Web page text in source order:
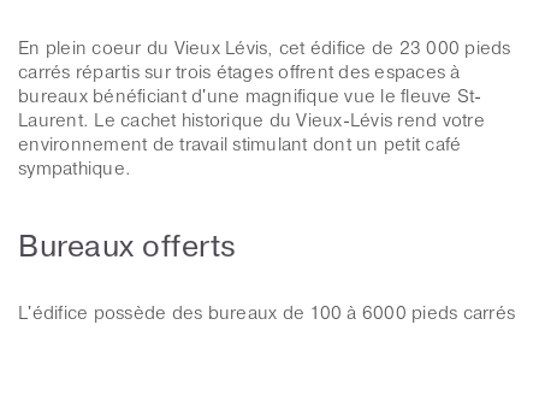
En plein coeur du Vieux Lévis, cet édifice de 23 000 pieds
carrés répartis sur trois étages offrent des espaces à
bureaux bénéficiant d'une magnifique vue le fleuve St-
Laurent. Le cachet historique du Vieux-Lévis rend votre
environnement de travail stimulant dont un petit café
sympathique.
Bureaux offerts
L'édifice possède des bureaux de 100 à 6000 pieds carrés